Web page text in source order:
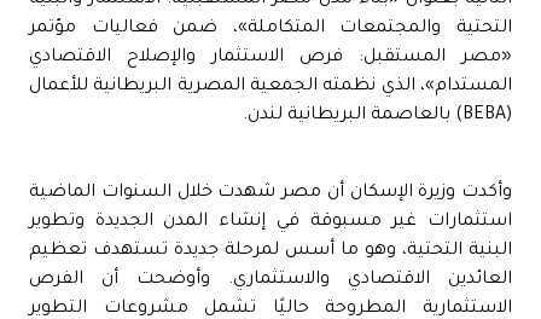
التحتية والمجتمعات المتكاملة»، ضمن فعاليات مؤتمر
«مصر المستقبل: فرص الاستثمار والإصلاح الاقتصادي
المستدام»، الذي نظمته الجمعية المصرية البريطانية للأعمال
(BEBA) بالعاصمة البريطانية لندن.
وأكدت وزيرة الإسكان أن مصر شهدت خلال السنوات الماضية
استثمارات غير مسبوقة في إنشاء المدن الجديدة وتطوير
البنية التحتية، وهو ما أسس لمرحلة جديدة تستهدف تعظيم
العائدين الاقتصادي والاستثماري. وأوضحت أن الفرص
الاستثمارية المطروحة حاليًا تشمل مشروعات التطوير